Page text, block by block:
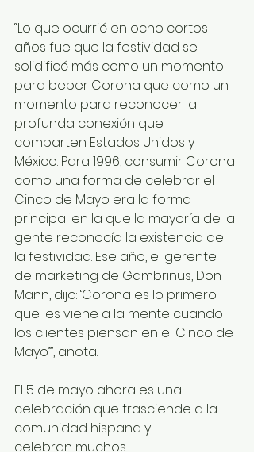
“Lo que ocurrió en ocho cortos
años fue que la festividad se
solidificó más como un momento
para beber Corona que como un
momento para reconocer la
profunda conexión que
comparten Estados Unidos y
México. Para 1996, consumir Corona
como una forma de celebrar el
Cinco de Mayo era la forma
principal en la que la mayoría de la
gente reconocía la existencia de
la festividad. Ese año, el gerente
de marketing de Gambrinus, Don
Mann, dijo: ‘Corona es lo primero
que les viene a la mente cuando
los clientes piensan en el Cinco de
Mayo’”, anota.
El 5 de mayo ahora es una
celebración que trasciende a la
comunidad hispana y
celebran muchos